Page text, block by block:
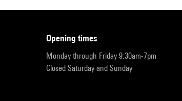
opening times
Monday through Friday 9:30am-7pm
Closed Saturday and Sunday